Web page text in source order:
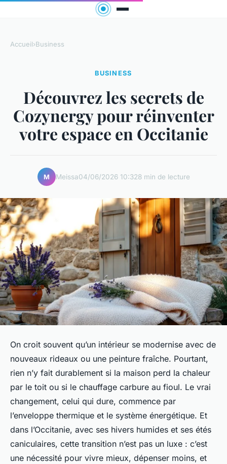
Accueil›Business
BUSINESS
Découvrez les secrets de
Cozynergy pour réinventer
votre espace en Occitanie
M Meissa04/06/2026 10:328 min de lecture
On croit souvent qu’un intérieur se modernise avec de
nouveaux rideaux ou une peinture fraîche. Pourtant,
rien n’y fait durablement si la maison perd la chaleur
par le toit ou si le chauffage carbure au fioul. Le vrai
changement, celui qui dure, commence par
l’enveloppe thermique et le système énergétique. Et
dans l’Occitanie, avec ses hivers humides et ses étés
caniculaires, cette transition n’est pas un luxe : c’est
une nécessité pour vivre mieux, dépenser moins, et